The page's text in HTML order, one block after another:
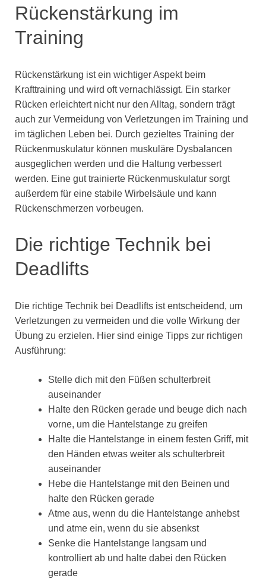
Rückenstärkung im
Training
Rückenstärkung ist ein wichtiger Aspekt beim
Krafttraining und wird oft vernachlässigt. Ein starker
Rücken erleichtert nicht nur den Alltag, sondern trägt
auch zur Vermeidung von Verletzungen im Training und
im täglichen Leben bei. Durch gezieltes Training der
Rückenmuskulatur können muskuläre Dysbalancen
ausgeglichen werden und die Haltung verbessert
werden. Eine gut trainierte Rückenmuskulatur sorgt
außerdem für eine stabile Wirbelsäule und kann
Rückenschmerzen vorbeugen.
Die richtige Technik bei
Deadlifts
Die richtige Technik bei Deadlifts ist entscheidend, um
Verletzungen zu vermeiden und die volle Wirkung der
Übung zu erzielen. Hier sind einige Tipps zur richtigen
Ausführung:
Stelle dich mit den Füßen schulterbreit
auseinander
Halte den Rücken gerade und beuge dich nach
vorne, um die Hantelstange zu greifen
Halte die Hantelstange in einem festen Griff, mit
den Händen etwas weiter als schulterbreit
auseinander
Hebe die Hantelstange mit den Beinen und
halte den Rücken gerade
Atme aus, wenn du die Hantelstange anhebst
und atme ein, wenn du sie absenkst
Senke die Hantelstange langsam und
kontrolliert ab und halte dabei den Rücken
gerade